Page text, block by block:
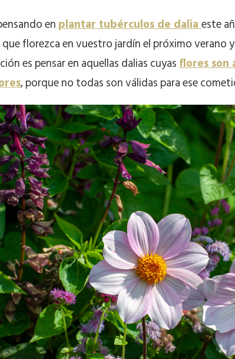
enplantar tubérculos de daliaeste
florezca en vuestro jardín el próximo verano
es pensar en aquellas dalias cuyasflores son
, porque no todas son válidas para ese